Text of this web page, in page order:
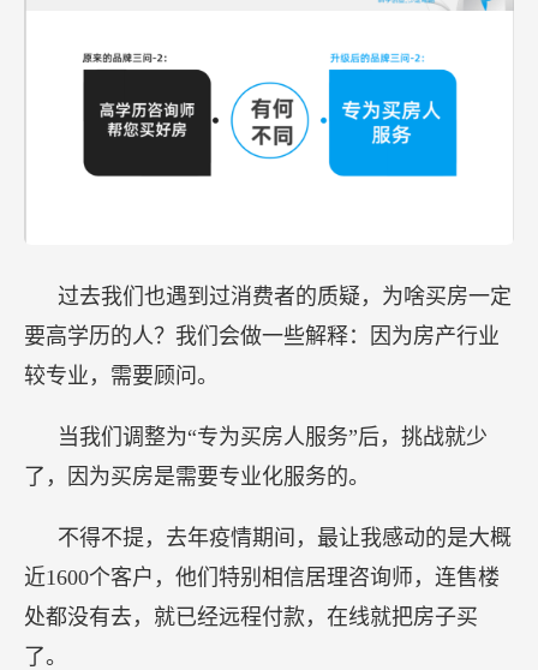
过去我们也遇到过消费者的质疑，为啥买房一定
要高学历的人？我们会做一些解释：因为房产行业
较专业，需要顾问。
当我们调整为“专为买房人服务”后，挑战就少
了，因为买房是需要专业化服务的。
不得不提，去年疫情期间，最让我感动的是大概
近1600个客户，他们特别相信居理咨询师，连售楼
处都没有去，就已经远程付款，在线就把房子买
了。